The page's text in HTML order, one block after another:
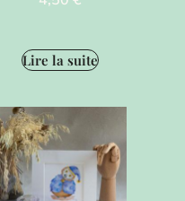
Lire la suite